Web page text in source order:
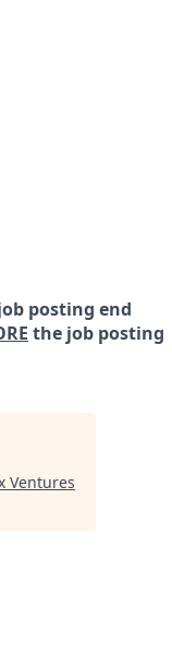
posting end
the job posting
Ventures